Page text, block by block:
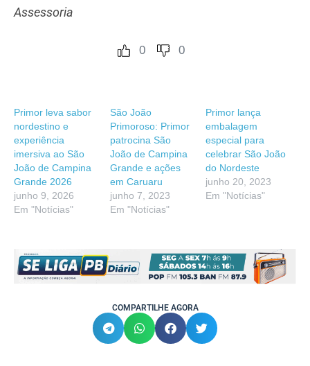
Assessoria
0 0
Primor leva sabor
nordestino e
experiência
imersiva ao São
João de Campina
Grande 2026
junho 9, 2026
Em "Notícias"
São João
Primoroso: Primor
patrocina São
João de Campina
Grande e ações
em Caruaru
junho 7, 2023
Em "Notícias"
Primor lança
embalagem
especial para
celebrar São João
do Nordeste
junho 20, 2023
Em "Notícias"
COMPARTILHE AGORA